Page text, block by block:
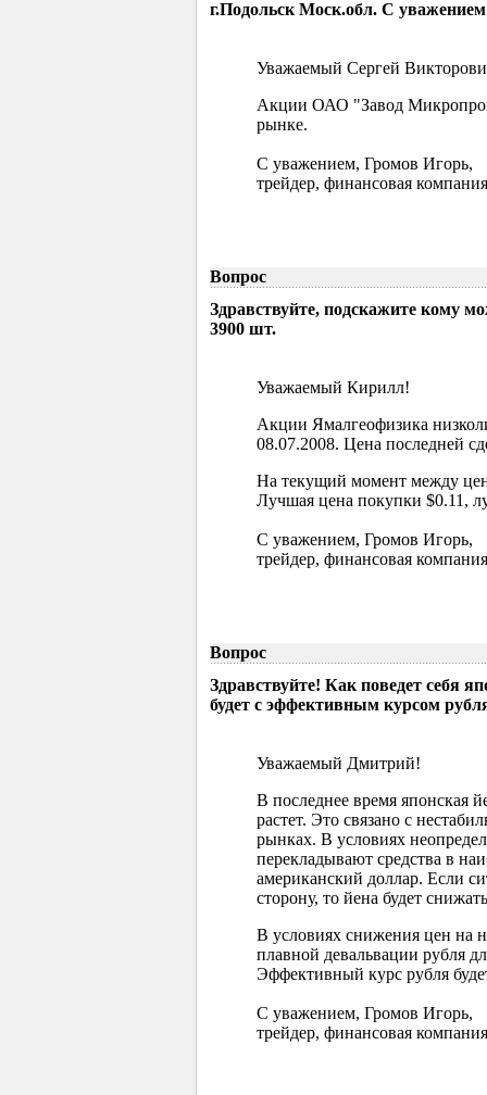
г.Подольск Моск.обл. С
Уважаемый Сергей
Акции ОАО "Завод
рынке.
С уважением, Громов Игорь,
трейдер, финансовая
Вопрос
Здравствуйте, подскажите кому
3900 шт.
Уважаемый Кирилл!
Акции Ямалгеофизика
08.07.2008. Цена последней
На текущий момент между
Лучшая цена покупки $0.11,
С уважением, Громов Игорь,
трейдер, финансовая
Вопрос
Здравствуйте! Как поведет себя
будет с эффективным курсом
Уважаемый Дмитрий!
В последнее время
растет. Это связано с
рынках. В условиях
перекладывают средства в
американский доллар. Если
сторону, то йена будет
В условиях снижения цен на
плавной девальвации рубля
Эффективный курс рубля
С уважением, Громов Игорь,
трейдер, финансовая